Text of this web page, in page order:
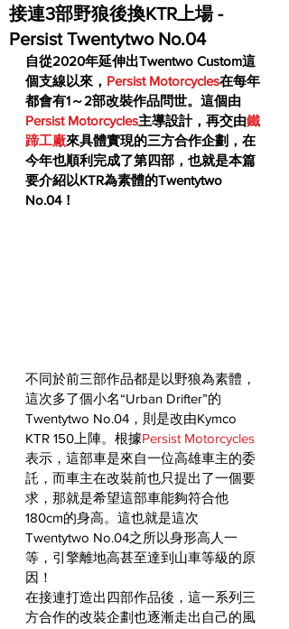
接連3部野狼後換KTR上場 -
Persist Twentytwo No.04
自從2020年延伸出Twentwo Custom這
個支線以來， Persist Motorcycles在每年
都會有1～2部改裝作品問世。這個由
Persist Motorcycles主導設計，再交由鐵
蹄工廠來具體實現的三方合作企劃，在
今年也順利完成了第四部，也就是本篇
要介紹以KTR為素體的Twentytwo
No.04！
不同於前三部作品都是以野狼為素體，
這次多了個小名“Urban Drifter”的
Twentytwo No.04，則是改由Kymco
KTR 150上陣。根據Persist Motorcycles
表示，這部車是來自一位高雄車主的委
託，而車主在改裝前也只提出了一個要
求，那就是希望這部車能夠符合他
180cm的身高。這也就是這次
Twentytwo No.04之所以身形高人一
等，引擎離地高甚至達到山車等級的原
因！
在接連打造出四部作品後，這一系列三
方合作的改裝企劃也逐漸走出自己的風